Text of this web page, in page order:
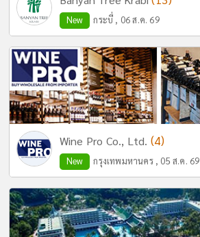
New กระบี่ , 06 ส.ค. 69
Wine Pro Co., Ltd. (4)
New กรุงเทพมหานคร , 05 ส.ค. 69